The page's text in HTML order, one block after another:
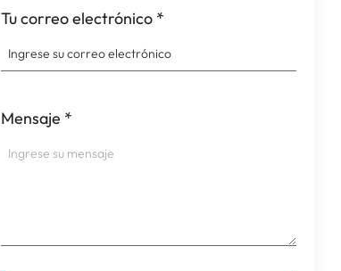
Tu correo electrónico *
Mensaje *